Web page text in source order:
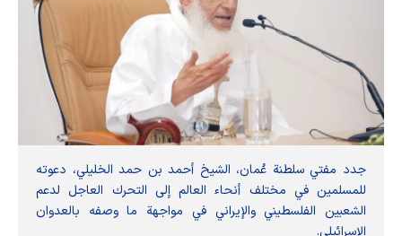
جدد مفتي سلطنة عُمان، الشيخ أحمد بن حمد الخليلي، دعوته
للمسلمين في مختلف أنحاء العالم إلى التحرك العاجل لدعم
الشعبين الفلسطيني والإيراني في مواجهة ما وصفه بالعدوان
الإسرائيلي.